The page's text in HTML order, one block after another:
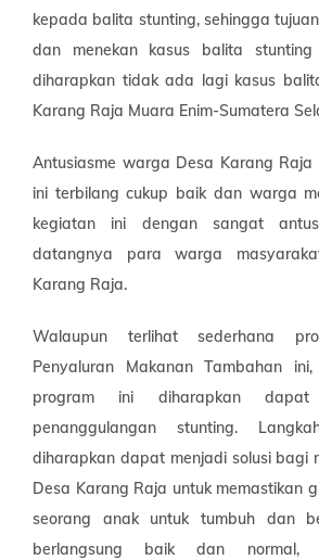
kepada balita stunting, sehingga
dan menekan kasus balita
diharapkan tidak ada lagi kasus
Karang Raja Muara Enim-Sumatera
Antusiasme warga Desa Karang
ini terbilang cukup baik dan warga
kegiatan ini dengan sangat
datangnya para warga
Karang Raja.
Walaupun terlihat sederhana
Penyaluran Makanan Tambahan
program ini diharapkan dapat
penanggulangan stunting.
diharapkan dapat menjadi solusi bagi
Desa Karang Raja untuk memastikan
seorang anak untuk tumbuh dan
berlangsung baik dan normal,